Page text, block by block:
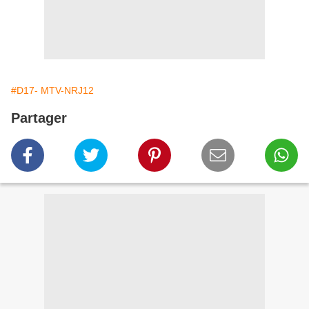
#D17- MTV-NRJ12
Partager